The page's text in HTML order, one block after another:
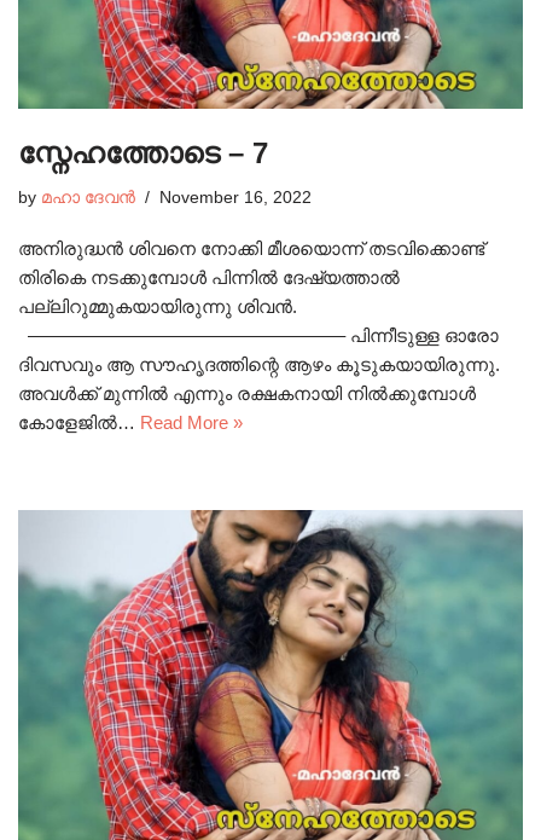
സ്നേഹത്തോടെ – 7
by മഹാ ദേവൻ November 16, 2022
അനിരുദ്ധൻ ശിവനെ നോക്കി മീശയൊന്ന് തടവിക്കൊണ്ട്
തിരികെ നടക്കുമ്പോൾ പിന്നിൽ ദേഷ്യത്താൽ
പല്ലിറുമ്മുകയായിരുന്നു ശിവൻ.
—————————————————– പിന്നീടുള്ള ഓരോ
ദിവസവും ആ സൗഹൃദത്തിന്റെ ആഴം കൂടുകയായിരുന്നു.
അവൾക്ക് മുന്നിൽ എന്നും രക്ഷകനായി നിൽക്കുമ്പോൾ
കോളേജിൽ… Read More »